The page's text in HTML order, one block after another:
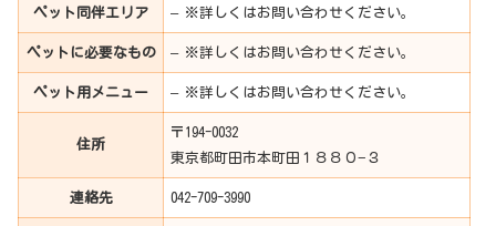
ペット同伴エリア – ※詳しくはお問い合わせください。
ペットに必要なもの – ※詳しくはお問い合わせください。
ペット用メニュー – ※詳しくはお問い合わせください。
住所
〒194-0032
東京都町田市本町田１８８０−３
連絡先 042-709-3990